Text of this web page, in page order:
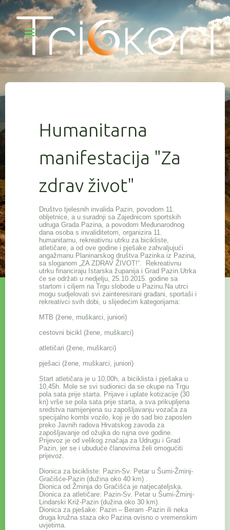
Humanitarna
manifestacija "Za
zdrav život"
Društvo tjelesnih invalida Pazin, povodom 11.
obljetnice, a u suradnji sa Zajednicom sportskih
udruga Grada Pazina, a povodom Međunarodnog
dana osoba s invaliditetom, organizira 11.
humanitarnu, rekreativnu utrku za bicikliste,
atletičare, a od ove godine i pješake zahvaljujući
angažmanu Planinarskog društva Pazinka iz Pazina,
sa sloganom „ZA ZDRAV ŽIVOT!“. Rekreativnu
utrku financiraju Istarska županija i Grad Pazin.Utrka
će se održati u nedjelju, 25.10.2015. godine sa
startom i ciljem na Trgu slobode u Pazinu.Na utrci
mogu sudjelovati svi zainteresirani građani, sportaši i
rekreativci svih dobi, u slijedećim kategorijama:
MTB (žene, muškarci, juniori)
cestovni bicikl (žene, muškarci)
atletičari (žene, muškarci)
pješaci (žene, muškarci, juniori)
Start atletičara je u 10,00h, a biciklista i pješaka u
10,45h. Mole se svi sudionici da se okupe na Trgu
pola sata prije starta. Prijave i uplate kotizacije (30
kn) vrše se pola sata prije starta, a sva prikupljena
sredstva namijenjena su zapošljavanju vozača za
specijalno kombi vozilo, koji je do sad bio zaposlen
preko Javnih radova Hrvatskog zavoda za
zapošljavanje od ožujka do rujna ove godine.
Prijevoz je od velikog značaja za Udrugu i Grad
Pazin, jer se i ubuduće članovima želi omogućiti
prijevoz.
Dionica za bicikliste: Pazin-Sv. Petar u Šumi-Žminj-
Gračišće-Pazin (dužina oko 40 km) .
Dionica od Žminja do Gračišća je natjecateljska.
Dionica za atletičare: Pazin-Sv. Petar u Šumi-Žminj-
Lindarski Križ-Pazin (dužina oko 30 km).
Dionica za pješake: Pazin – Beram -Pazin ili neka
druga kružna staza oko Pazina ovisno o vremenskim
uvjetima.